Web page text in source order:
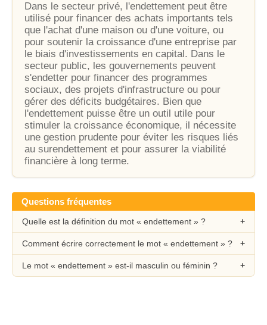
Dans le secteur privé, l'endettement peut être
utilisé pour financer des achats importants tels
que l'achat d'une maison ou d'une voiture, ou
pour soutenir la croissance d'une entreprise par
le biais d'investissements en capital. Dans le
secteur public, les gouvernements peuvent
s'endetter pour financer des programmes
sociaux, des projets d'infrastructure ou pour
gérer des déficits budgétaires. Bien que
l'endettement puisse être un outil utile pour
stimuler la croissance économique, il nécessite
une gestion prudente pour éviter les risques liés
au surendettement et pour assurer la viabilité
financière à long terme.
Questions fréquentes
Quelle est la définition du mot « endettement » ?
Comment écrire correctement le mot « endettement » ?
Le mot « endettement » est-il masculin ou féminin ?